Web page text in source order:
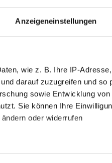
Anzeigeneinstellungen
wie z. B. Ihre IP-
darauf zuzugreifen und so
sowie Entwicklung
Sie können Ihre
oder widerrufen
bis auf einige Meter genau
(39 Std./Woche)
Zeitpunkt